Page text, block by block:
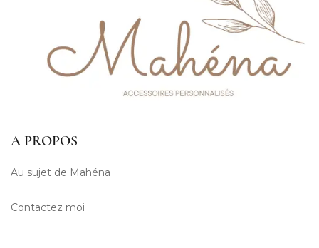
A PROPOS
Au sujet de Mahéna
Contactez moi